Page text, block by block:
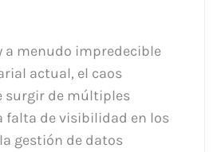
a menudo impredecible
actual, el caos
surgir de múltiples
falta de visibilidad en los
gestión de datos